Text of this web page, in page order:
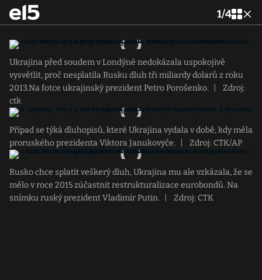
1/4
Ukrajina před soudem v Londýně nedokázala uspokojivě
vysvětlit, proč nesplatila Rusku dluh tři miliardy dolarů z roku
2013.Na fotce ukrajinský prezident Petro Porošenko.
Zdroj:
ctk
Případ se týká dluhopisů, které Ukrajina vydala v době, kdy měla
proruského prezidenta Viktora Janukovyče.
Zdroj: CTK/AP
Rusko chce splatit veškerý dluh, Ukrajina mu ale vzkázala, že se
mělo v roce 2015 zúčastnit restrukturalizace eurobondů. Na
snímku ruský prezident Vladimír Putin.
Zdroj: CTK